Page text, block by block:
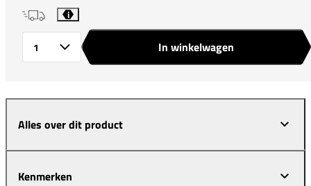
i
In winkelwagen
Alles over dit product
Kenmerken